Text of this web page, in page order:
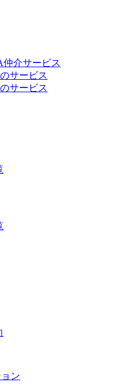
介サービス
サービス
サービス